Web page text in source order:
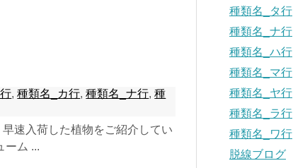
,種類名_カ行,種類名_ナ行,種
速入荷した植物をご紹介してい
ーム ...
種類名_タ行
種類名_ナ行
種類名_ハ行
種類名_マ行
種類名_ヤ行
種類名_ラ行
種類名_ワ行
脱線ブログ